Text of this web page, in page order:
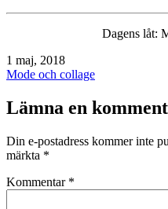
Dagens låt:
Publicerat
den
1 maj, 2018
Kategoriserat
Mode och collage
Lämna en
Din e-postadress kommer inte
märkta *
Kommentar *